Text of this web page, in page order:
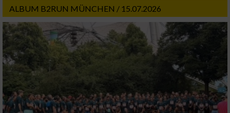
ALBUM B2RUN MÜNCHEN / 15.07.2026